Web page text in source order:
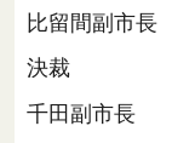
比留間副市長
決裁
千田副市長